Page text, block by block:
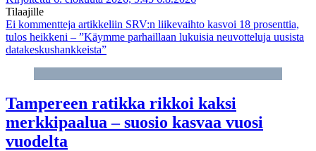
Tilaajille
Ei kommentteja artikkeliin SRV:n liikevaihto kasvoi 18 prosenttia,
tulos heikkeni – ”Käymme parhaillaan lukuisia neuvotteluja uusista
datakeskushankkeista”
Tampereen ratikka rikkoi kaksi
merkkipaalua – suosio kasvaa vuosi
vuodelta